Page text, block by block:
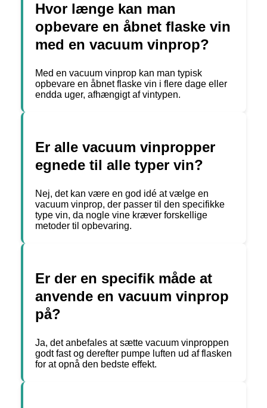
Hvor længe kan man
opbevare en åbnet flaske vin
med en vacuum vinprop?
Med en vacuum vinprop kan man typisk
opbevare en åbnet flaske vin i flere dage eller
endda uger, afhængigt af vintypen.
Er alle vacuum vinpropper
egnede til alle typer vin?
Nej, det kan være en god idé at vælge en
vacuum vinprop, der passer til den specifikke
type vin, da nogle vine kræver forskellige
metoder til opbevaring.
Er der en specifik måde at
anvende en vacuum vinprop
på?
Ja, det anbefales at sætte vacuum vinproppen
godt fast og derefter pumpe luften ud af flasken
for at opnå den bedste effekt.